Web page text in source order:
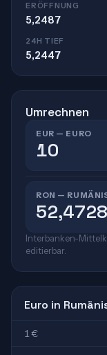
ERÖFFNUNG
5,2487
24H TIEF
5,2447
Umrechnen
EUR — EURO
RON —
Interbanken-
editierbar.
Euro in
1 €